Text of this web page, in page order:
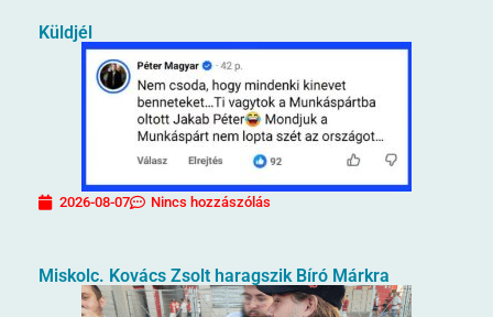
Küldjél
2026-08-07 Nincs hozzászólás
Miskolc. Kovács Zsolt haragszik Bíró Márkra